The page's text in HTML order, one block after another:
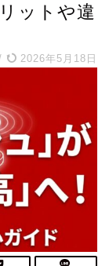
ットや違
2026年5月18日